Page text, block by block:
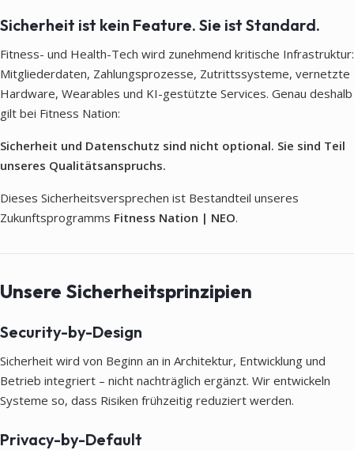
Sicherheit ist kein Feature. Sie ist Standard.
Fitness- und Health-Tech wird zunehmend kritische Infrastruktur:
Mitgliederdaten, Zahlungsprozesse, Zutrittssysteme, vernetzte
Hardware, Wearables und KI-gestützte Services. Genau deshalb
gilt bei Fitness Nation:
Sicherheit und Datenschutz sind nicht optional. Sie sind Teil
unseres Qualitätsanspruchs.
Dieses Sicherheitsversprechen ist Bestandteil unseres
Zukunftsprogramms Fitness Nation | NEO.
Unsere Sicherheitsprinzipien
Security-by-Design
Sicherheit wird von Beginn an in Architektur, Entwicklung und
Betrieb integriert – nicht nachträglich ergänzt. Wir entwickeln
Systeme so, dass Risiken frühzeitig reduziert werden.
Privacy-by-Default